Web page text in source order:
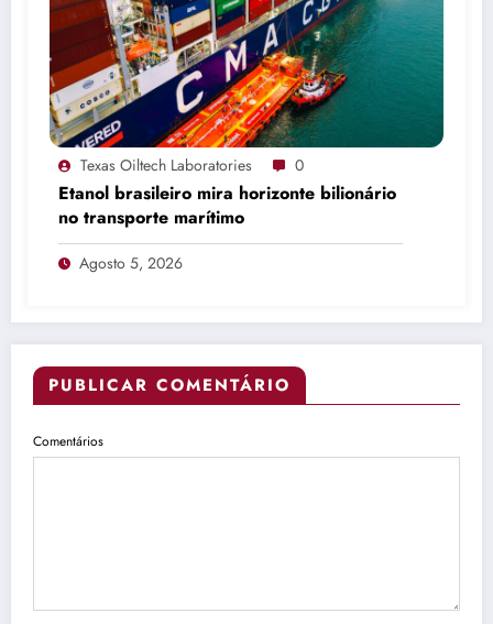
Texas Oiltech Laboratories 0
Etanol brasileiro mira horizonte bilionário
no transporte marítimo
Agosto 5, 2026
PUBLICAR COMENTÁRIO
Comentários